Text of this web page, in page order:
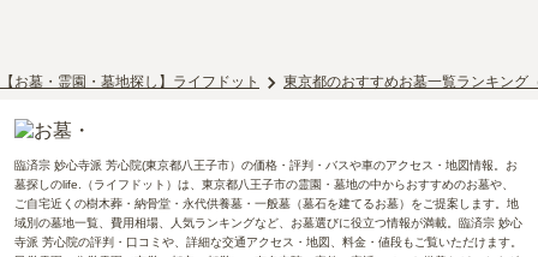
【お墓・霊園・墓地探し】ライフドット 東京都のおすすめお墓一覧ランキング
臨済宗 妙心寺派 芳心院(東京都八王子市）の価格・評判・バスや車のアクセス・地図情報。お
墓探しのlife.（ライフドット）は、東京都八王子市の霊園・墓地の中からおすすめのお墓や、
ご自宅近くの樹木葬・納骨堂・永代供養墓・一般墓（墓石を建てるお墓）をご提案します。地
域別の墓地一覧、費用相場、人気ランキングなど、お墓選びに役立つ情報が満載。臨済宗 妙心
寺派 芳心院の評判・口コミや、詳細な交通アクセス・地図、料金・値段もご覧いただけます。